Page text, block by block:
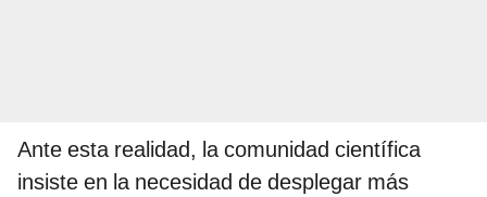
Ante esta realidad, la comunidad científica
insiste en la necesidad de desplegar más